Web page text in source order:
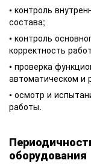
• контроль
состава;
• контроль
корректность
• проверка
автоматическом и
• осмотр и
работы.
оборудования